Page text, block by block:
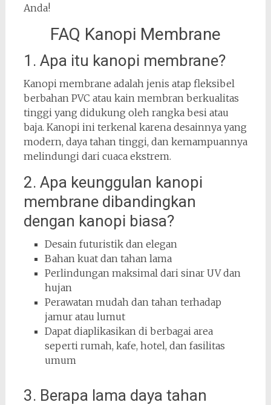
Anda!
FAQ Kanopi Membrane
1. Apa itu kanopi membrane?
Kanopi membrane adalah jenis atap fleksibel
berbahan PVC atau kain membran berkualitas
tinggi yang didukung oleh rangka besi atau
baja. Kanopi ini terkenal karena desainnya yang
modern, daya tahan tinggi, dan kemampuannya
melindungi dari cuaca ekstrem.
2. Apa keunggulan kanopi
membrane dibandingkan
dengan kanopi biasa?
Desain futuristik dan elegan
Bahan kuat dan tahan lama
Perlindungan maksimal dari sinar UV dan
hujan
Perawatan mudah dan tahan terhadap
jamur atau lumut
Dapat diaplikasikan di berbagai area
seperti rumah, kafe, hotel, dan fasilitas
umum
3. Berapa lama daya tahan